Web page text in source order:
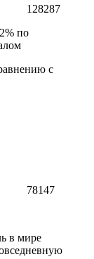
128287
с
78147
в мире